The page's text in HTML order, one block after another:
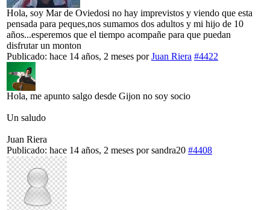
Hola, soy Mar de Oviedosi no hay imprevistos y viendo que esta
pensada para peques,nos sumamos dos adultos y mi hijo de 10
años...esperemos que el tiempo acompañe para que puedan
disfrutar un monton
Publicado: hace 14 años, 2 meses porJuan Riera #4422
Hola, me apunto salgo desde Gijon no soy socio
Un saludo
Juan Riera
Publicado: hace 14 años, 2 meses porsandra20 #4408